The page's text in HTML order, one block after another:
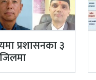
प्रशासनका ३